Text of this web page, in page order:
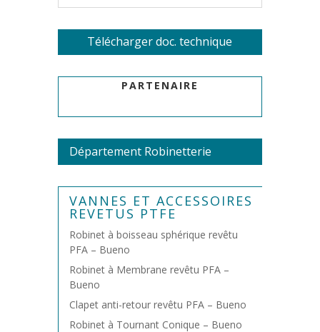
Télécharger doc. technique
PARTENAIRE
Département Robinetterie
VANNES ET ACCESSOIRES
REVETUS PTFE
Robinet à boisseau sphérique revêtu
PFA – Bueno
Robinet à Membrane revêtu PFA –
Bueno
Clapet anti-retour revêtu PFA – Bueno
Robinet à Tournant Conique – Bueno